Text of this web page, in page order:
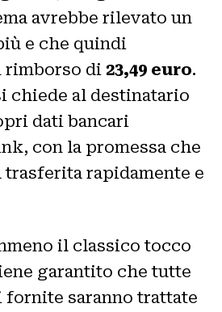
avrebbe rilevato un
e che quindi
rimborso di 23,49 euro.
chiede al destinatario
dati bancari
con la promessa che
trasferita rapidamente e
il classico tocco
garantito che tutte
saranno trattate